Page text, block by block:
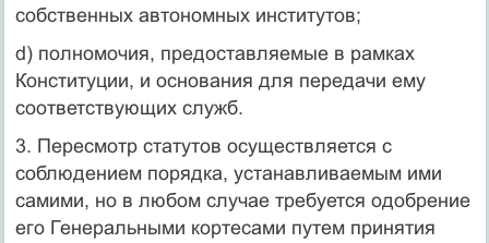
собственных автономных институтов;
d) полномочия, предоставляемые в рамках
Конституции, и основания для передачи ему
соответствующих служб.
3. Пересмотр статутов осуществляется с
соблюдением порядка, устанавливаемым ими
самими, но в любом случае требуется одобрение
его Генеральными кортесами путем принятия